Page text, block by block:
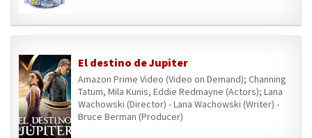
El destino de Jupiter
Amazon Prime Video (Video on Demand); Channing
Tatum, Mila Kunis, Eddie Redmayne (Actors); Lana
Wachowski (Director) - Lana Wachowski (Writer) -
Bruce Berman (Producer)